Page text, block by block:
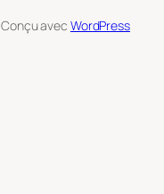
Conçu avec WordPress